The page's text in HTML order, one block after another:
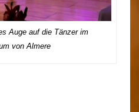
Auge auf die Tänzer im
von Almere